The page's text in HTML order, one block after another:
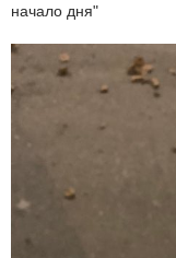
начало дня"